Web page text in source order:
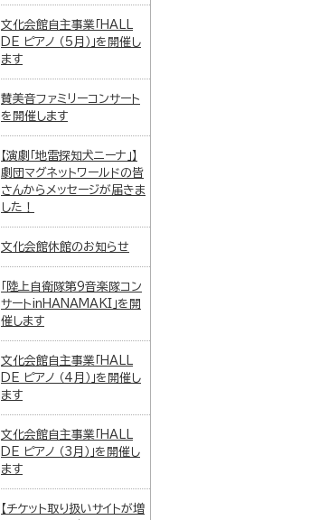
文化会館自主事業「HALL
DE ピアノ （5月）」を開催し
ます
賛美音ファミリーコンサート
を開催します
【演劇「地雷探知犬ニーナ」】
劇団マグネットワールドの皆
さんからメッセージが届きま
した！
文化会館休館のお知らせ
「陸上自衛隊第9音楽隊コン
サートinHANAMAKI」を開
催します
文化会館自主事業「HALL
DE ピアノ （4月）」を開催し
ます
文化会館自主事業「HALL
DE ピアノ （3月）」を開催し
ます
【チケット取り扱いサイトが増